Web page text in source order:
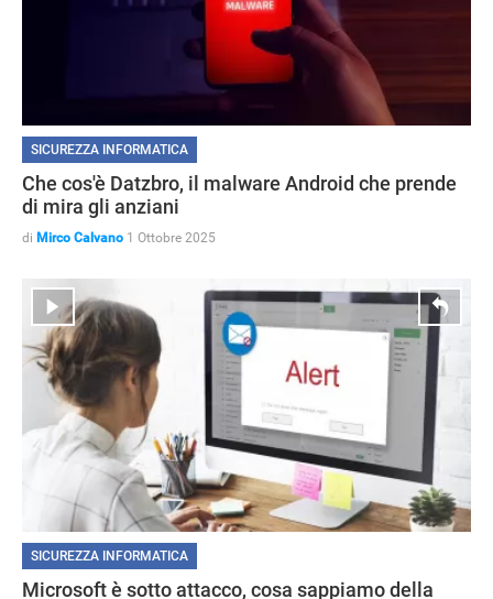
STREAMING E SERIE TV
SICUREZZA INFORMATICA
Che cos'è Datzbro, il malware Android che prende
di mira gli anziani
di Mirco Calvano 1 Ottobre 2025
SICUREZZA INFORMATICA
Microsoft è sotto attacco, cosa sappiamo della